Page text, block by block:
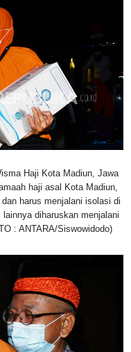
Haji Kota Madiun, Jawa
haji asal Kota Madiun,
harus menjalani isolasi di
diharuskan menjalani
: ANTARA/Siswowidodo)